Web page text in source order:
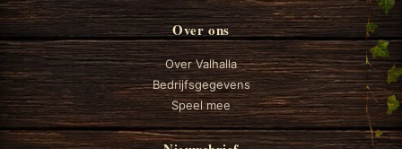
Over ons
Over Valhalla
Bedrijfsgegevens
Speel mee